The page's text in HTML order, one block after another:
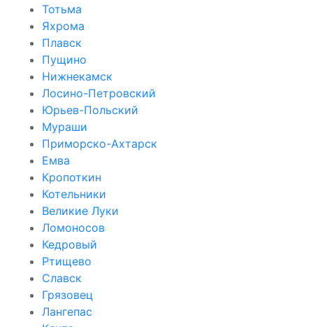
Тотьма
Яхрома
Плавск
Пущино
Нижнекамск
Лосино-Петровский
Юрьев-Польский
Мураши
Приморско-Ахтарск
Емва
Кропоткин
Котельники
Великие Луки
Ломоносов
Кедровый
Ртищево
Славск
Грязовец
Лангепас